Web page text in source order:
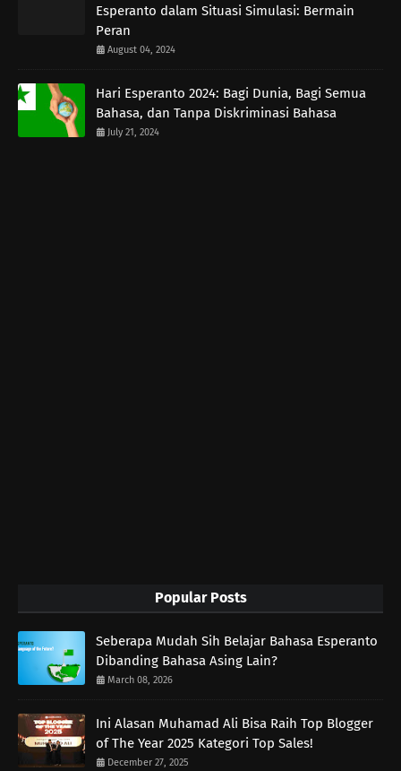
Esperanto dalam Situasi Simulasi: Bermain
Peran
August 04, 2024
Hari Esperanto 2024: Bagi Dunia, Bagi Semua
Bahasa, dan Tanpa Diskriminasi Bahasa
July 21, 2024
Popular Posts
Seberapa Mudah Sih Belajar Bahasa Esperanto
Dibanding Bahasa Asing Lain?
March 08, 2026
Ini Alasan Muhamad Ali Bisa Raih Top Blogger
of The Year 2025 Kategori Top Sales!
December 27, 2025